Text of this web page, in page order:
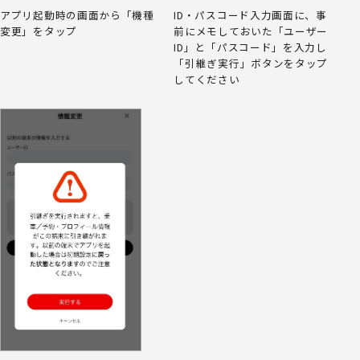
アプリ起動時の画面から「機種
変更」をタップ
ID・パスコード入力画面に、事
前にメモしておいた「ユーザー
ID」と「パスコード」を入力し
「引継ぎ実行」ボタンをタップ
してください